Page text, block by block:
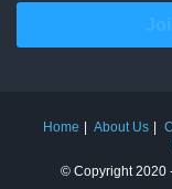
Home About Us
© Copyright 2020